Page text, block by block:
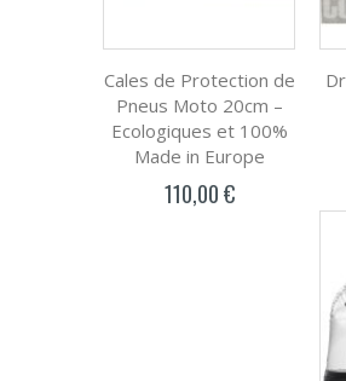
Cales de Protection de
Pneus Moto 20cm –
Ecologiques et 100%
Made in Europe
110,00 €